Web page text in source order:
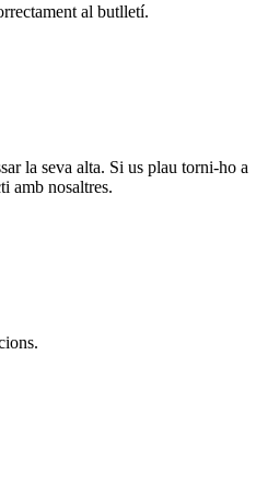
al butlletí.
la seva alta. Si us plau torni-ho a
amb nosaltres.